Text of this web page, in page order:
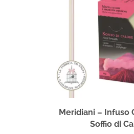
Meridiani – Infuso
Soffio di